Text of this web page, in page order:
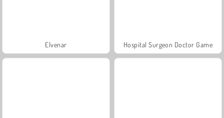
Elvenar Hospital Surgeon Doctor Game